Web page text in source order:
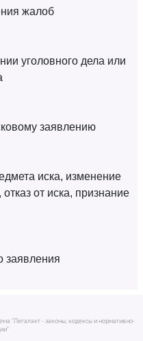
жалоб
уголовного дела или
заявлению
иска, изменение
от иска, признание
заявления
"Легалакт - законы, кодексы и нормативно-